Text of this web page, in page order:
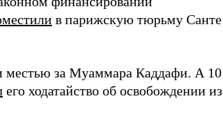
в парижскую тюрьму Санте
местью за Муаммара Каддафи. А 10
его ходатайство об освобождении из